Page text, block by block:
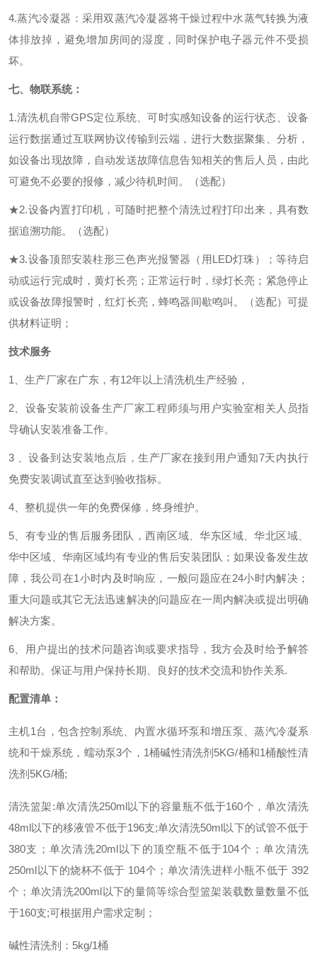
4.蒸汽冷凝器：采用双蒸汽冷凝器将干燥过程中水蒸气转换为液
体排放掉，避免增加房间的湿度，同时保护电子器元件不受损
坏。
七、 物联系统：
1.清洗机自带GPS定位系统、可时实感知设备的运行状态、设备
运行数据通过互联网协议传输到云端，进行大数据聚集、分析，
如设备出现故障，自动发送故障信息告知相关的售后人员，由此
可避免不必要的报修，减少待机时间。
（选配）
★2.设备内置打印机 ，可随时把整个清洗过程打印出来，具有数
据追溯功能。 （选配）
★3.设备顶部安装柱形三色声光报警器（用LED灯珠）；等待启
动或运行完成时，黄灯长亮；正常运行时，绿灯长亮；紧急停止
或设备故障报警时，红灯长亮，蜂鸣器间歇鸣叫。
（选配）可提
供材料证明；
技术服务
1、 生产厂家在广东 ，有12年以上清洗机生产经验，
2 、设备安装前设备生产厂家工程师须与用户实验室相关人员指
导确认安装准备工作。
3 、设备到达安装地点后，生产厂家在接到用户通知7天内执行
免费安装调试直至达到验收指标。
4 整机提供一年的免费保修，终身维护。
5
有专业的售后服务团队，西南区域、华东区域、华北区域、
华中区域、华南区域均有专业的售后安装团队；如果设备发生故
障，我公司在1小时内及时响应，一般问题应在24小时内解决 ；
重大问题或其它无法迅速解决的问题应在一周内解决或提出明确
解决方案。
6
用户提出的技术问题咨询或要求指导，我方会及时给予解答
和帮助。保证与用户保持长期、良好的技术交流和协作关系.
配置清单 ：
主机1台，包含控制系统、内置水循环泵和增压泵、蒸汽冷凝系
统和干燥系统，蠕动泵3个， 1桶碱性清洗剂 5KG/桶和1桶酸性清
洗剂 5KG/桶;
清洗篮架:单次清洗250ml以下的容量瓶不低于160个， 单次清洗
48ml以下的移液管不低于196支;单次清洗50ml以下的试管不低于
380支； 单次清洗20ml以下的顶空瓶不低于104个； 单次清洗
250ml以下的烧杯不低于 104个； 单次清洗进样小瓶不低于 392
个； 单次清洗200ml以下的量筒等综合型篮架装载数量数量不低
于160支;可根据用户需求定制；
碱性清洗剂： 5kg/1桶